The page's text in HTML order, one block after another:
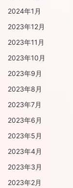
2024年1月
2023年12月
2023年11月
2023年10月
2023年9月
2023年8月
2023年7月
2023年6月
2023年5月
2023年4月
2023年3月
2023年2月